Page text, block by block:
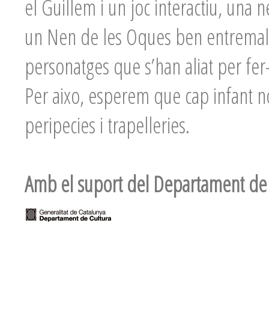
el Guillem i un joc interactiu, una
un Nen de les Oques ben
personatges que s’han aliat per
Per aixo, esperem que cap infant
peripecies i trapelleries.
Amb el suport del Departament